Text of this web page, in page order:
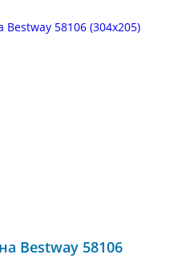
Bestway 58106